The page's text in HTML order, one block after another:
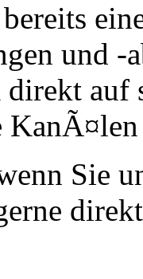
und -
auf
Sie